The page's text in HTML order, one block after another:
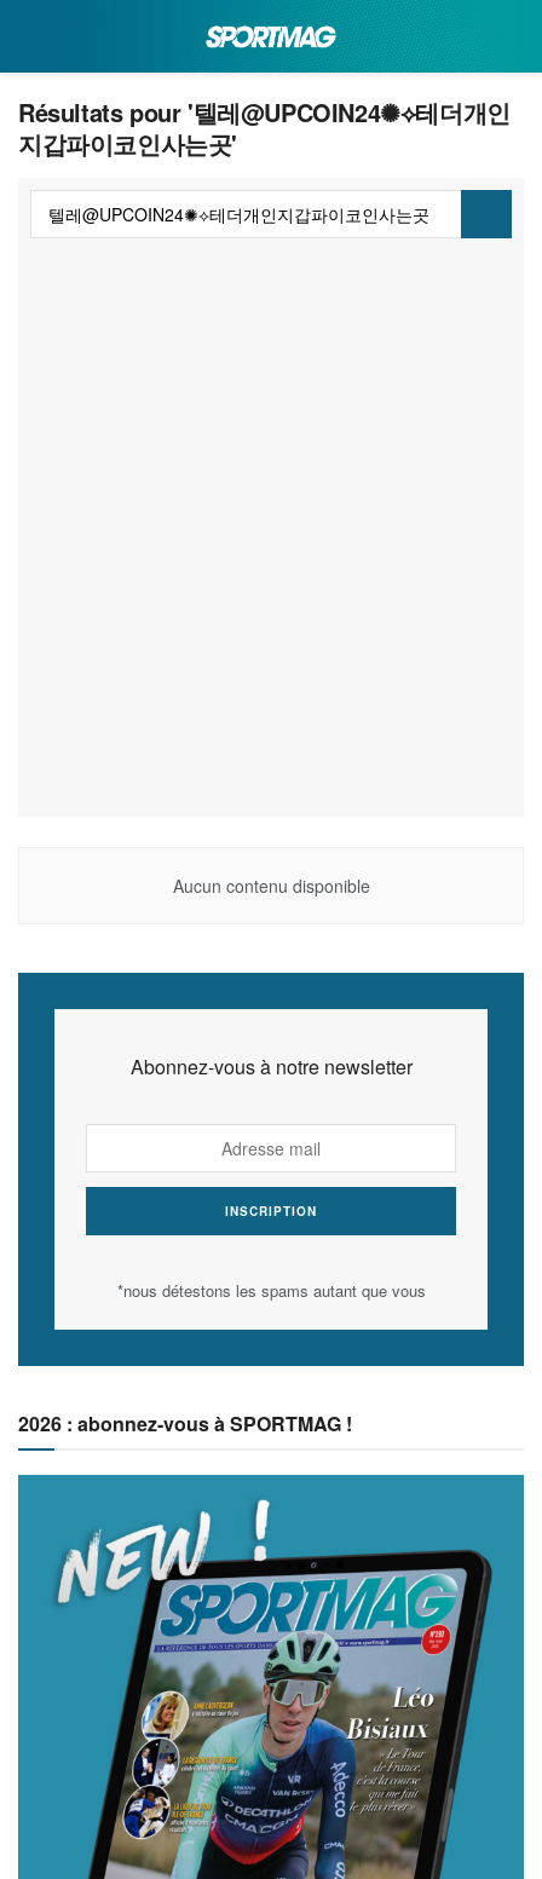
Résultats pour '텔레@UPCOIN24✺⟡테더개인
지갑파이코인사는곳'
Aucun contenu disponible
Abonnez-vous à notre newsletter
*nous détestons les spams autant que vous
2026 : abonnez-vous à SPORTMAG !